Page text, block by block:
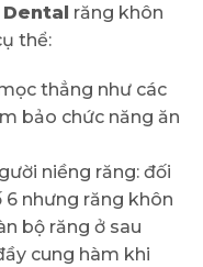
Dental răng khôn
thể:
thẳng như các
bảo chức năng ăn
niềng răng: đối
nhưng răng khôn
bộ răng ở sau
cung hàm khi